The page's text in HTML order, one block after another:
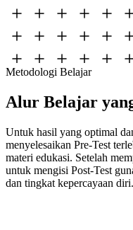
Metodologi Belajar
Alur Belajar
Untuk hasil yang optimal
menyelesaikan Pre-Test
materi edukasi. Setelah
untuk mengisi Post-Test
dan tingkat kepercayaan diri.